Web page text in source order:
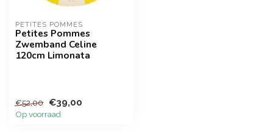
PETITES POMMES
Petites Pommes
Zwemband Celine
120cm Limonata
€52,00 €39,00
Op voorraad